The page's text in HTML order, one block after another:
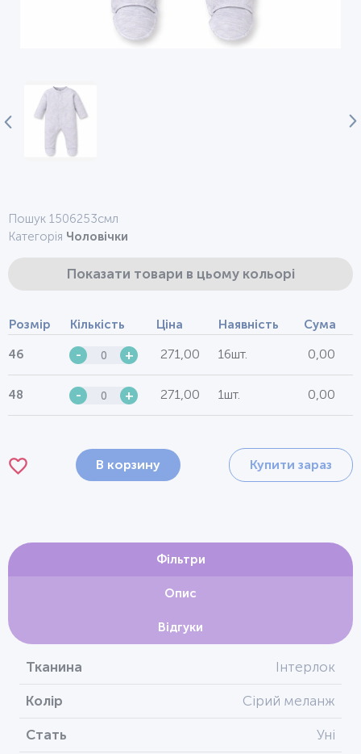
Пошук 1506253смл
Категорія Чоловічки
Показати товари в цьому кольорі
Розмір Кількість Ціна Наявність Сума
46 - + 271,00 16шт. 0,00
48 - + 271,00 1шт. 0,00
В корзину Купити зараз
Фільтри
Опис
Відгуки
Тканина Інтерлок
Колір Сірий меланж
Стать Уні